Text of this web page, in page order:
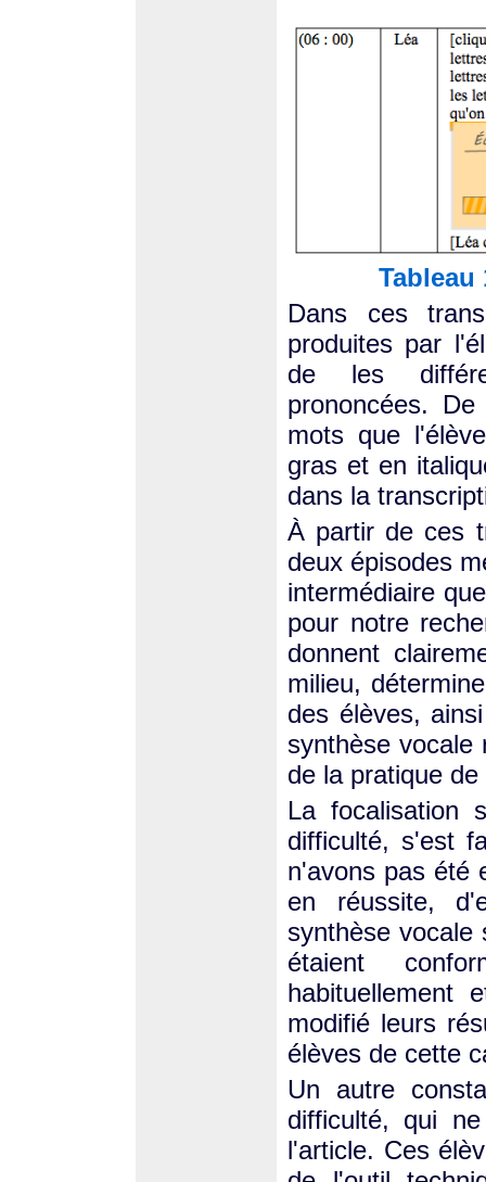
Tableau
Dans ces
produites par
de les
prononcées.
mots que
gras et en
dans la
À partir de ces
deux épisodes
intermédiaire
pour notre
donnent
milieu,
des élèves,
synthèse vocale
de la pratique
La focalisation
difficulté, s'est
n'avons pas été
en réussite,
synthèse
étaient
habituellement
modifié leurs
élèves de cette
Un autre
difficulté, qui
l'article. Ces